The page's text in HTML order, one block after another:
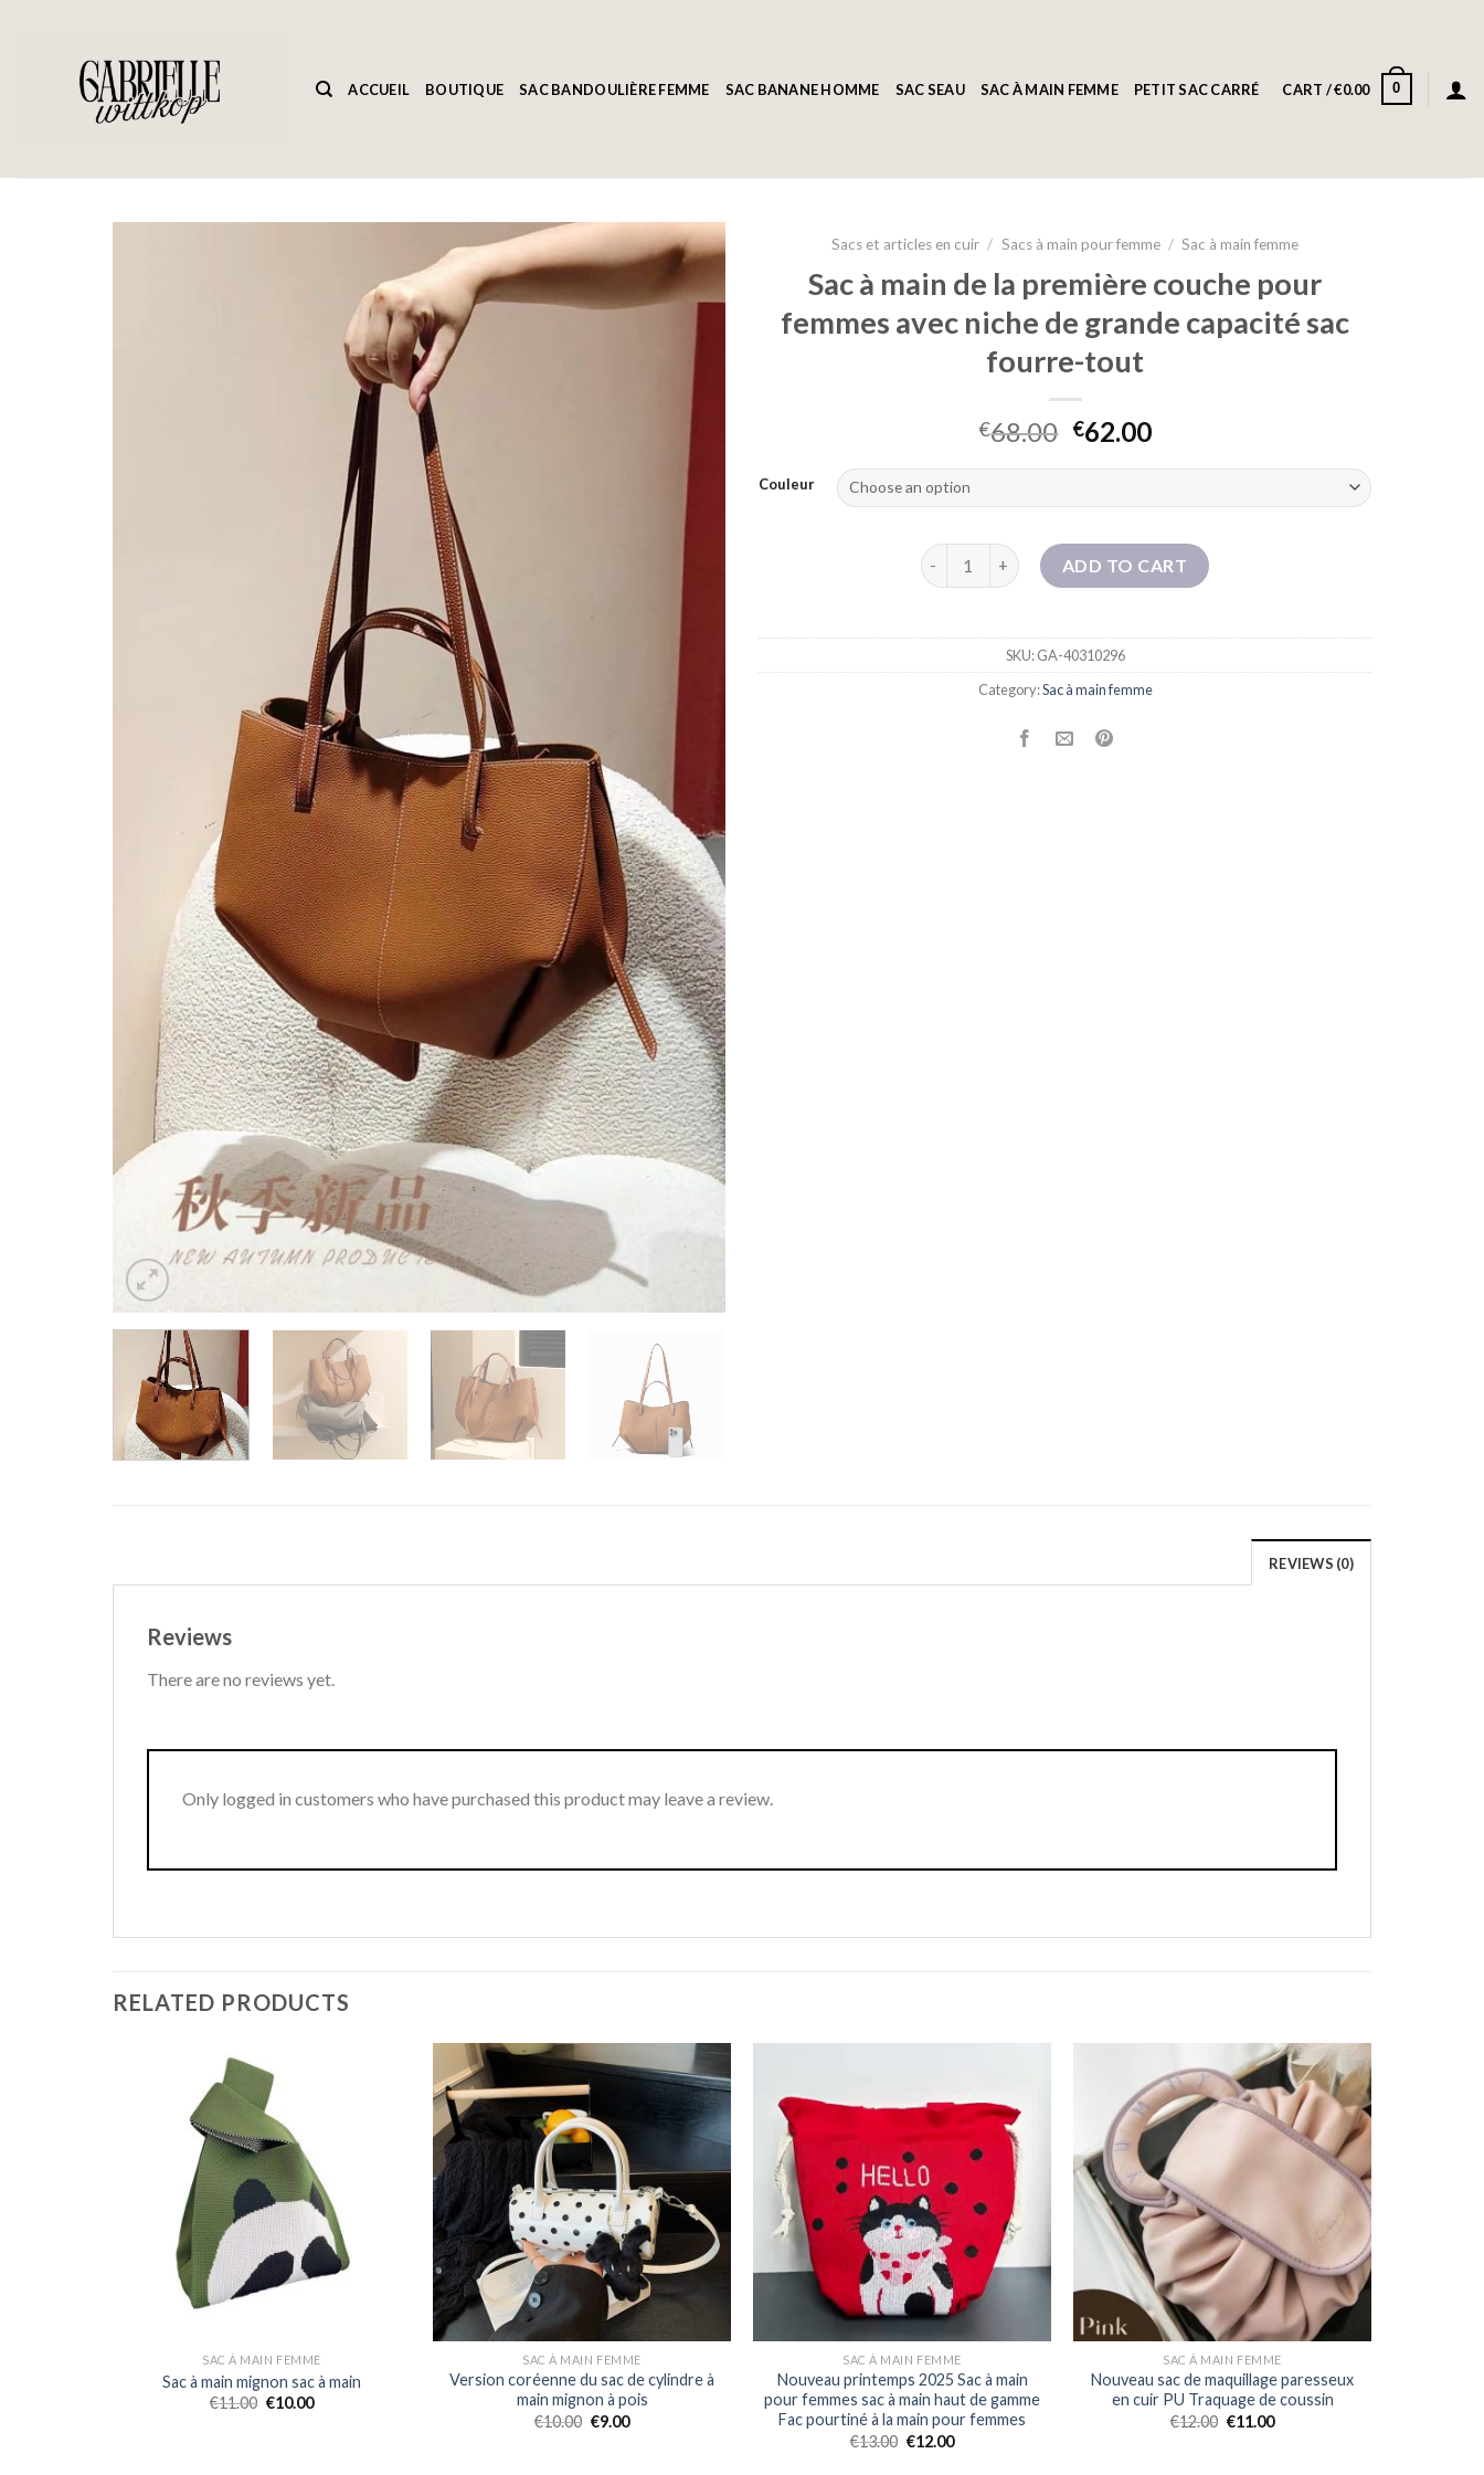
ACCUEIL BOUTIQUE SAC BANDOULIÈRE FEMME SAC BANANE HOMME SAC SEAU SAC À MAIN FEMME PETIT SAC CARRÉ CART /€0.00 0
Sacs et articles en cuir / Sacs à main pour femme / Sac à main femme
Sac à main de la première couche pour
femmes avec niche de grande capacité sac
fourre-tout
€68.00 €62.00
Couleur
Sac à main de la première couche pour femmes avec niche de grande
ADD TO CART
SKU:GA-40310296
Category:Sac à main femme
REVIEWS (0)
Reviews
There are no reviews yet.
Only logged in customers who have purchased this product may leave a review.
RELATED PRODUCTS
SAC À MAIN FEMME
Sac à main mignon sac à main
€11.00 €10.00
SAC À MAIN FEMME
Version coréenne du sac de cylindre à
main mignon à pois
€10.00 €9.00
SAC À MAIN FEMME
Nouveau printemps 2025 Sac à main
pour femmes sac à main haut de gamme
Fac pourtiné à la main pour femmes
€13.00 €12.00
SAC À MAIN FEMME
Nouveau sac de maquillage paresseux
en cuir PU Traquage de coussin
€12.00 €11.00